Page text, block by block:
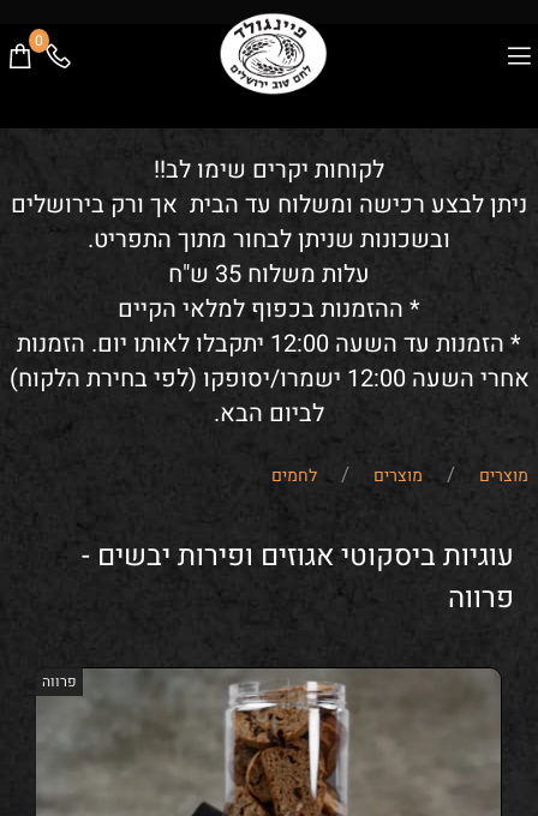
0
לקוחות יקרים שימו לב!!
ניתן לבצע רכישה ומשלוח עד הבית אך ורק בירושלים
ובשכונות שניתן לבחור מתוך התפריט.
עלות משלוח 35 ש"ח
* ההזמנות בכפוף למלאי הקיים
* הזמנות עד השעה 12:00 יתקבלו לאותו יום. הזמנות
אחרי השעה 12:00 ישמרו/יסופקו (לפי בחירת הלקוח)
לביום הבא.
מוצרים / מוצרים / לחמים
עוגיות ביסקוטי אגוזים ופירות יבשים -
פרווה
פרווה